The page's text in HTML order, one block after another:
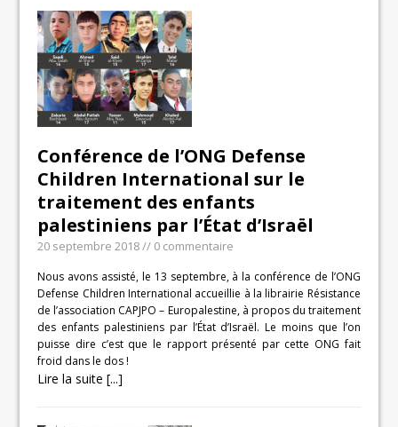
Conférence de l’ONG Defense
Children International sur le
traitement des enfants
palestiniens par l’État d’Israël
20 septembre 2018// 0 commentaire
Nous avons assisté, le 13 septembre, à la conférence de l’ONG
Defense Children International accueillie à la librairie Résistance
de l’association CAPJPO – Europalestine, à propos du traitement
des enfants palestiniens par l’État d’Israël. Le moins que l’on
puisse dire c’est que le rapport présenté par cette ONG fait
froid dans le dos !
Lire la suite [...]